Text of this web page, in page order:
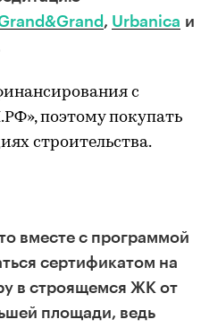
, Urbanica и
с
поэтому покупать
строительства.
вместе с программой
сертификатом на
в строящемся ЖК от
площади, ведь